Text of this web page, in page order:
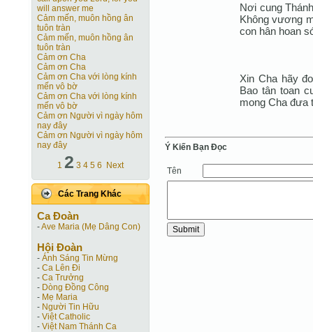
will answer me
Cảm mến, muôn hồng ân
tuôn tràn
Cảm mến, muôn hồng ân
tuôn tràn
Cảm ơn Cha
Cảm ơn Cha
Cảm ơn Cha với lòng kính
mến vô bờ
Cảm ơn Cha với lòng kính
mến vô bờ
Cảm ơn Người vì ngày hôm
nay đây
Cảm ơn Người vì ngày hôm
nay đây
1 2 3 4 5 6 Next
Các Trang Khác
Ca Ðoàn
-Ave Maria (Mẹ Dâng Con)
Hội Ðoàn
- Ánh Sáng Tin Mừng
- Ca Lên Đi
- Ca Trưởng
- Dòng Đồng Công
- Mẹ Maria
- Người Tin Hữu
- Việt Catholic
- Việt Nam Thánh Ca
Nơi cung
Không vương
con hân hoan
Xin Cha hãy
Bao tân toan
mong Cha đưa
Ý Kiến Bạn Ðọc
Tên